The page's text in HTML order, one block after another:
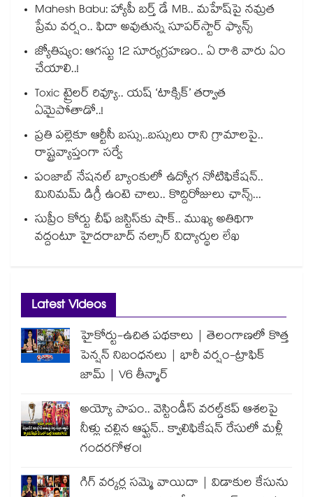
Mahesh Babu: హ్యాపీ బర్త్ డే MB.. మహేష్‌పై నమ్రత
ప్రేమ వర్షం.. ఫిదా అవుతున్న సూపర్‌స్టార్ ఫ్యాన్స్
జ్యోతిష్యం: ఆగస్టు 12 సూర్యగ్రహణం.. ఏ రాశి వారు ఏం
చేయాలి..!
Toxic ట్రైలర్ రివ్యూ.. యష్ ‘టాక్సిక్’ తర్వాత
ఏమైపోతాడో..!
ప్రతి పల్లెకూ ఆర్టీసీ బస్సు..బస్సులు రాని గ్రామాలపై..
రాష్ట్రవ్యాప్తంగా సర్వే
పంజాబ్ నేషనల్ బ్యాంకులో ఉద్యోగ నోటిఫికేషన్..
మినిమమ్ డిగ్రీ ఉంటె చాలు.. కొద్దిరోజులు ఛాన్స్...
సుప్రీం కోర్టు చీఫ్ జస్టిస్⁭కు షాక్.. ముఖ్య అతిథిగా
వద్దంటూ హైదరాబాద్ నల్సార్ విద్యార్థుల లేఖ
Latest Videos
హైకోర్టు-ఉచిత పథకాలు | తెలంగాణలో కొత్త
పెన్షన్ నిబంధనలు | భారీ వర్షం-ట్రాఫిక్
జామ్ | V6 తీన్మార్
అయ్యో పాపం.. వెస్టిండీస్ వరల్డ్‌కప్ ఆశలపై
నీళ్లు చల్లిన ఆఫ్ఘన్.. క్వాలిఫికేషన్ రేసులో మళ్లీ
గందరగోళం!
గిగ్ వర్కర్ల సమ్మె వాయిదా | విడాకుల కేసును